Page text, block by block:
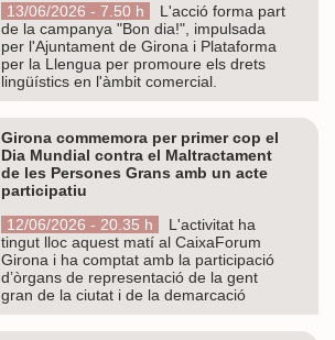
13/06/2026 - 7.50 h
L'acció forma part
de la campanya "Bon dia!", impulsada
per l'Ajuntament de Girona i Plataforma
per la Llengua per promoure els drets
lingüístics en l'àmbit comercial.
Girona commemora per primer cop el
Dia Mundial contra el Maltractament
de les Persones Grans amb un acte
participatiu
12/06/2026 - 20.35 h
L'activitat ha
tingut lloc aquest matí al CaixaForum
Girona i ha comptat amb la participació
d’òrgans de representació de la gent
gran de la ciutat i de la demarcació